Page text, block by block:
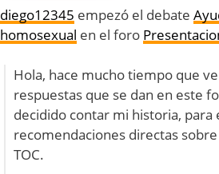
diego12345 empezó el debate
homosexual en el foro
Hola, hace mucho tiempo que
respuestas que se dan en este
decidido contar mi historia, para
recomendaciones directas
TOC.